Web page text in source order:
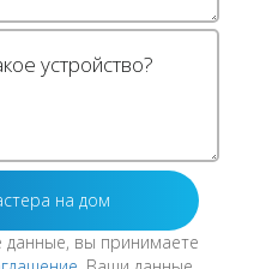
данные, вы принимаете